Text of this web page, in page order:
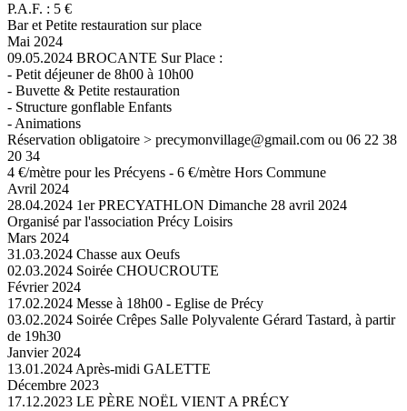
P.A.F. : 5 €
Bar et Petite restauration sur place
Mai 2024
09.05.2024 BROCANTE Sur Place :
- Petit déjeuner de 8h00 à 10h00
- Buvette & Petite restauration
- Structure gonflable Enfants
- Animations
Réservation obligatoire > precymonvillage@gmail.com ou 06 22 38
20 34
4 €/mètre pour les Précyens - 6 €/mètre Hors Commune
Avril 2024
28.04.2024 1er PRECYATHLON Dimanche 28 avril 2024
Organisé par l'association Précy Loisirs
Mars 2024
31.03.2024 Chasse aux Oeufs
02.03.2024 Soirée CHOUCROUTE
Février 2024
17.02.2024 Messe à 18h00 - Eglise de Précy
03.02.2024 Soirée Crêpes Salle Polyvalente Gérard Tastard, à partir
de 19h30
Janvier 2024
13.01.2024Après-midi GALETTE
Décembre 2023
17.12.2023 LE PÈRE NOËL VIENT A PRÉCY